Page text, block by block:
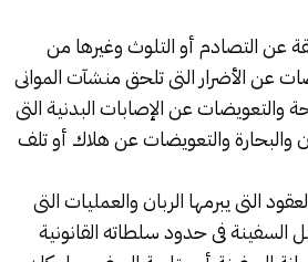
عن التصادم أو التلوث وغيرها من
عن الأضرار التى تلحق منشآت الموانى
والتعويضات عن الإصابات البدنية التى
والبحارة والتعويضات عن هلاك أو تلف
التى يبرمها الربان والعمليات التى
السفينة فى حدود سلطاته القانونية